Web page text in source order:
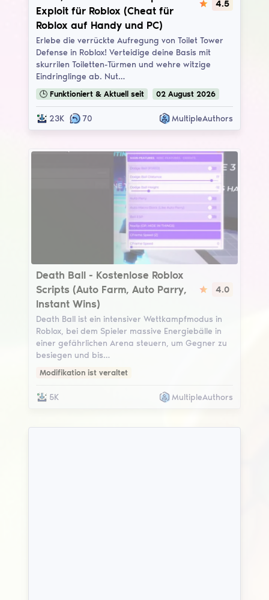
Exploit für Roblox (Cheat für
Roblox auf Handy und PC)
4.5
Erlebe die verrückte Aufregung von Toilet Tower
Defense in Roblox! Verteidige deine Basis mit
skurrilen Toiletten-Türmen und wehre witzige
Eindringlinge ab. Nut…
🕒 Funktioniert & Aktuell seit 02 August 2026
23K 70 MultipleAuthors
Death Ball
Death Ball - Kostenlose Roblox
Scripts (Auto Farm, Auto Parry,
Instant Wins)
4.0
Death Ball ist ein intensiver Wettkampfmodus in
Roblox, bei dem Spieler massive Energiebälle in
einer gefährlichen Arena steuern, um Gegner zu
besiegen und bis…
Modifikation ist veraltet
5K MultipleAuthors